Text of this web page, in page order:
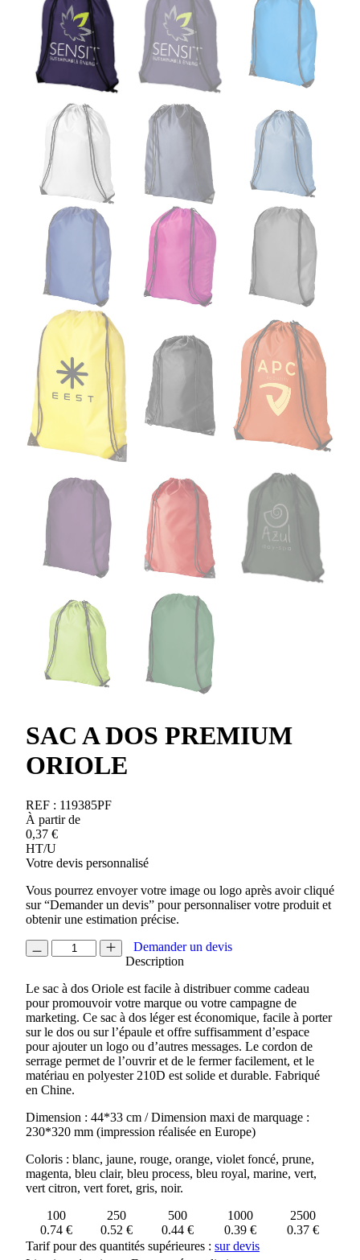
SAC A DOS PREMIUM
ORIOLE
REF : 119385PF
À partir de
0,37 €
HT/U
Votre devis personnalisé
Vous pourrez envoyer votre image ou logo après avoir cliqué
sur “Demander un devis” pour personnaliser votre produit et
obtenir une estimation précise.
quantité
de
A
DOS
PREMIUM
ORIOLE
Demander un devis
Description
Le sac à dos Oriole est facile à distribuer comme cadeau
pour promouvoir votre marque ou votre campagne de
marketing. Ce sac à dos léger est économique, facile à porter
sur le dos ou sur l’épaule et offre suffisamment d’espace
pour ajouter un logo ou d’autres messages. Le cordon de
serrage permet de l’ouvrir et de le fermer facilement, et le
matériau en polyester 210D est solide et durable. Fabriqué
en Chine.
Dimension : 44*33 cm / Dimension maxi de marquage :
230*320 mm (impression réalisée en Europe)
Coloris : blanc, jaune, rouge, orange, violet foncé, prune,
magenta, bleu clair, bleu process, bleu royal, marine, vert,
vert citron, vert foret, gris, noir.
100
250 500 1000
2500
0.74 €
0.52 € 0.44 € 0.39 €
0.37 €
Tarif pour des quantités supérieures : sur devis